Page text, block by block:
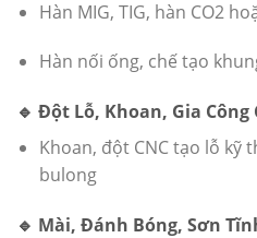
Hàn MIG, TIG, hàn CO2
Hàn nối ống, chế tạo
🔹 Đột Lỗ, Khoan, Gia Công
Khoan, đột CNC tạo lỗ kỹ
bulong
🔹 Mài, Đánh Bóng, Sơn